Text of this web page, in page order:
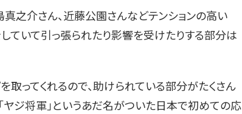
介さん、近藤公園さんなどテンションの高い
ていて引っ張られたり影響を受けたりする部分は
取ってくれるので、助けられている部分がたくさん
ヤジ将軍」というあだ名がついた日本で初めての応